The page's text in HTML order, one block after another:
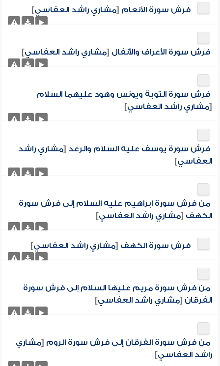
فرش سورة الأنعام [مشاري راشد العفاسي]
فرش سورة الأعراف والأنفال [مشاري راشد العفاسي]
فرش سورة التوبة ويونس وهود عليهما السلام
[مشاري راشد العفاسي]
فرش سورة يوسف عليه السلام والرعد [مشاري راشد
العفاسي]
من فرش سورة ابراهيم عليه السلام إلى فرش سورة
الكهف [مشاري راشد العفاسي]
فرش سورة الكهف [مشاري راشد العفاسي]
من فرش سورة مريم عليها السلام إلى فرش سورة
الفرقان [مشاري راشد العفاسي]
من فرش سورة الفرقان إلى فرش سورة الروم [مشاري
راشد العفاسي]